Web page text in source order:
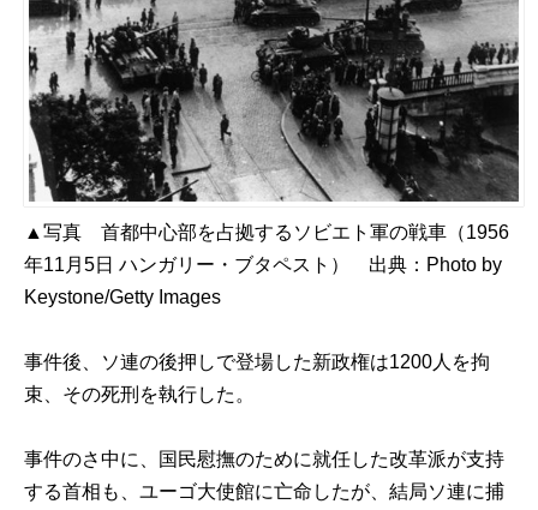
▲写真 首都中心部を占拠するソビエト軍の戦車（1956
年11月5日 ハンガリー・ブタペスト） 出典： Photo by
Keystone/Getty Images
事件後、ソ連の後押しで登場した新政権は1200人を拘
束、その死刑を執行した。
事件のさ中に、国民慰撫のために就任した改革派が支持
する首相も、ユーゴ大使館に亡命したが、結局ソ連に捕